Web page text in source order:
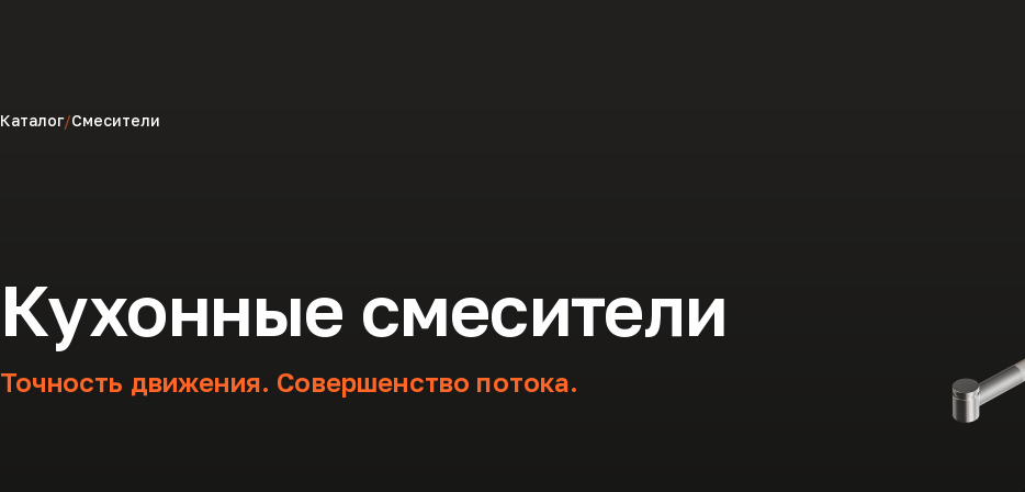
Каталог Смесители
Кухонные смесители
Точность движения. Совершенство потока.